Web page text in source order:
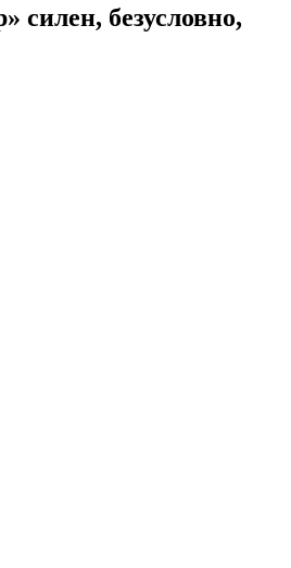
силен, безусловно,